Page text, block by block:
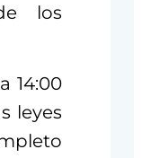
los
14:00
leyes